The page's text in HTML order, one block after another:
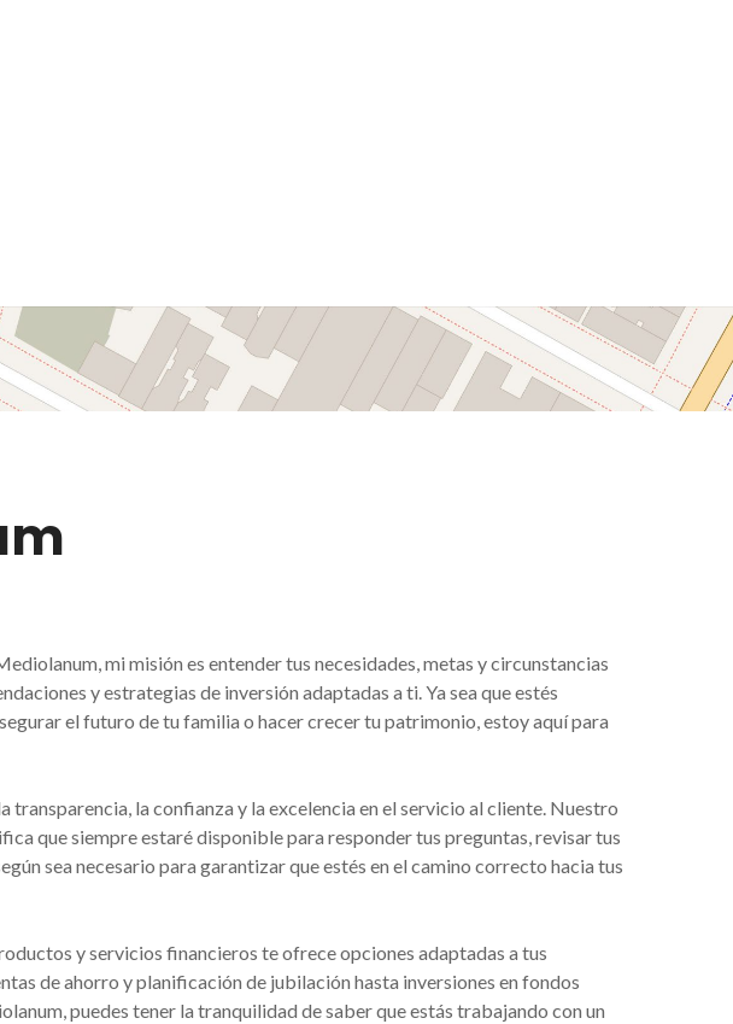
mi misión es entender tus necesidades, metas y circunstancias
y estrategias de inversión adaptadas a ti. Ya sea que estés
el futuro de tu familia o hacer crecer tu patrimonio, estoy aquí para
transparencia, la confianza y la excelencia en el servicio al cliente. Nuestro
que siempre estaré disponible para responder tus preguntas, revisar tus
sea necesario para garantizar que estés en el camino correcto hacia tus
y servicios financieros te ofrece opciones adaptadas a tus
de ahorro y planificación de jubilación hasta inversiones en fondos
puedes tener la tranquilidad de saber que estás trabajando con un